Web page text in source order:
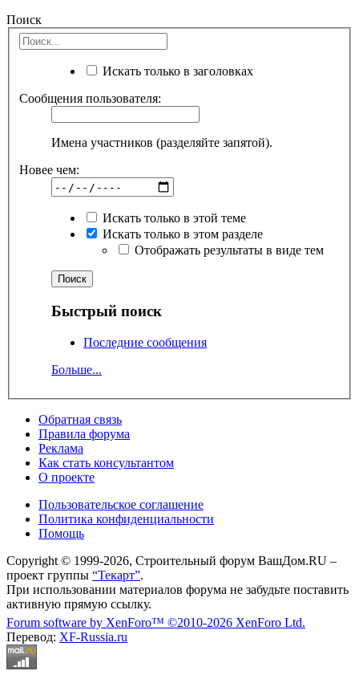
Поиск
Искать только в заголовках
Сообщения пользователя:
Имена участников (разделяйте запятой).
Новее чем:
Искать только в этой теме
Искать только в этом разделе
Отображать результаты в виде тем
Быстрый поиск
Последние сообщения
Больше...
Обратная связь
Правила форума
Реклама
Как стать консультантом
О проекте
Пользовательское соглашение
Политика конфиденциальности
Помощь
Copyright © 1999-2026, Строительный форум ВашДом.RU –
проект группы “Текарт”.
При использовании материалов форума не забудьте поставить
активную прямую ссылку.
Forum software by XenForo™ ©2010-2026 XenForo Ltd.
Перевод: XF-Russia.ru